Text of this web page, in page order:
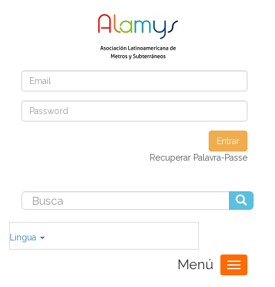
Entrar
Recuperar Palavra-Passe
Lingua
Menú
Toggle
navigation